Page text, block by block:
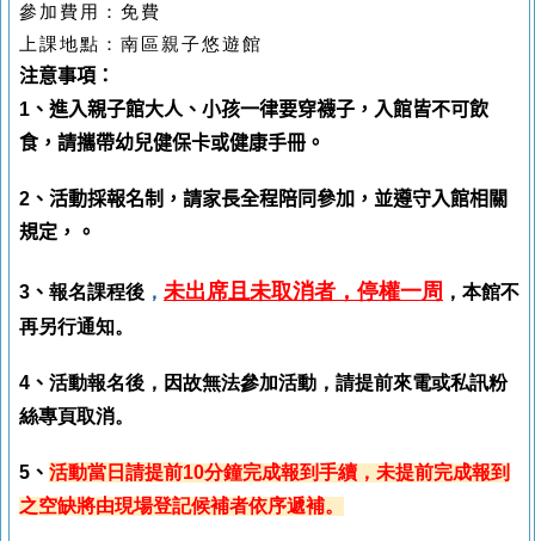
參加費用：免費
上課地點： 南區親子悠遊館
注意事項：
1 、進入親子館大人、小孩一律要穿襪子，入館皆不可飲
食，請攜帶幼兒健保卡或健康手冊。
2、活動採報名制，請家長全程陪同參加，並遵守入館相關
規定，。
3 、 報名課程後 ， 未出席且未取消者 ，停權一周 ，本館不
再另行通知。
4 、 活動報名後，因故無法參加活動，請提前來電或私訊粉
絲專頁取消。
5 、 活動當日請提前10分鐘完成報到手續，未提前完成報到
之空缺將由現場登記候補者依序遞補。